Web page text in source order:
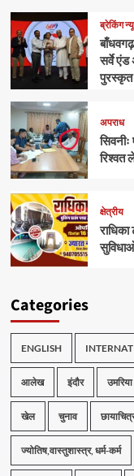
ब्रेकिंग
सर्वे एंड
पुरस्कृत
अपराध
रिश्वत
क्षेत्रीय
Categories
ENGLISH
आलेख इंदौर उमरिया
खेल चुनाव
ज्योतिष,वास्तुशास्त्र, धर्म-कर्म